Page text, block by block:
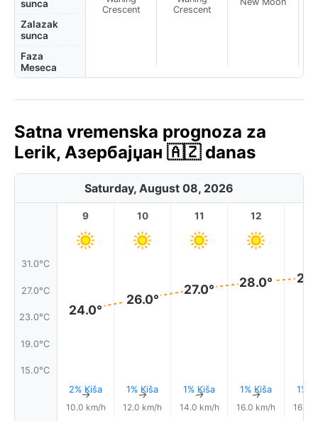
sunca
Zalazak
sunca
Faza
Meseca
Crescent
Crescent
Satna vremenska prognoza za
Lerik, Азербајџан 🇦🇿 danas
Saturday, August 08, 2026
31.0°C
27.0°C
23.0°C
19.0°C
15.0°C
9
24.0°
2% Kiša
↑
10.0 km/h
10
26.0°
1% Kiša
↑
12.0 km/h
11
27.0°
1% Kiša
↑
14.0 km/h
12
28.0°
1% Kiša
↑
16.0 km/h
1%
16.0